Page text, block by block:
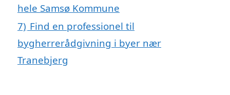
hele Samsø Kommune
7) Find en professionel til
bygherrerådgivning i byer nær
Tranebjerg